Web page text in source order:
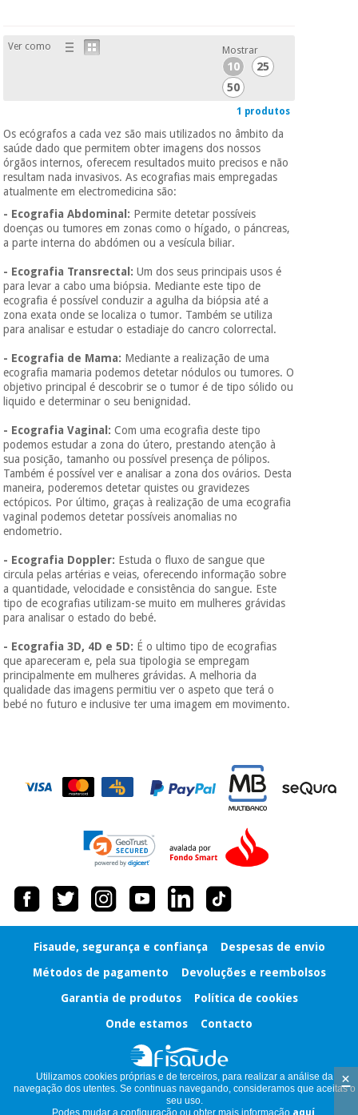
Ver como Mostrar
10
25
50
1 produtos
Os ecógrafos a cada vez são mais utilizados no âmbito da
saúde dado que permitem obter imagens dos nossos
órgãos internos, oferecem resultados muito precisos e não
resultam nada invasivos. As ecografias mais empregadas
atualmente em electromedicina são:
- Ecografia Abdominal: Permite detetar possíveis
doenças ou tumores em zonas como o hígado, o páncreas,
a parte interna do abdómen ou a vesícula biliar.
- Ecografia Transrectal: Um dos seus principais usos é
para levar a cabo uma biópsia. Mediante este tipo de
ecografia é possível conduzir a agulha da biópsia até a
zona exata onde se localiza o tumor. Também se utiliza
para analisar e estudar o estadiaje do cancro colorrectal.
- Ecografia de Mama: Mediante a realização de uma
ecografia mamaria podemos detetar nódulos ou tumores. O
objetivo principal é descobrir se o tumor é de tipo sólido ou
liquido e determinar o seu benignidad.
- Ecografia Vaginal:Com uma ecografia deste tipo
podemos estudar a zona do útero, prestando atenção à
sua posição, tamanho ou possível presença de pólipos.
Também é possível ver e analisar a zona dos ovários. Desta
maneira, poderemos detetar quistes ou gravidezes
ectópicos. Por último, graças à realização de uma ecografia
vaginal podemos detetar possíveis anomalias no
endometrio.
- Ecografia Doppler: Estuda o fluxo de sangue que
circula pelas artérias e veias, oferecendo informação sobre
a quantidade, velocidade e consistência do sangue. Este
tipo de ecografias utilizam-se muito em mulheres grávidas
para analisar o estado do bebé.
- Ecografia 3D, 4D e 5D: É o ultimo tipo de ecografias
que apareceram e, pela sua tipologia se empregam
principalmente em mulheres grávidas. A melhoria da
qualidade das imagens permitiu ver o aspeto que terá o
bebé no futuro e inclusive ter uma imagem em movimento.
Fisaude, segurança e confiança
Despesas de envio
Métodos de pagamento
Devoluções e reembolsos
Garantia de produtos
Política de cookies
Onde estamos
Contacto
Utilizamos cookies próprias e de terceiros, para realizar a análise da
navegação dos utentes. Se continuas navegando, consideramos que aceitas o
seu uso.
Podes mudar a configuração ou obter mais informação aquí
×